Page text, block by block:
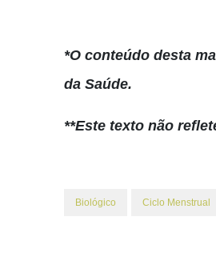
*O conteúdo desta
da Saúde.
**Este texto não
Biológico Ciclo Menstrual